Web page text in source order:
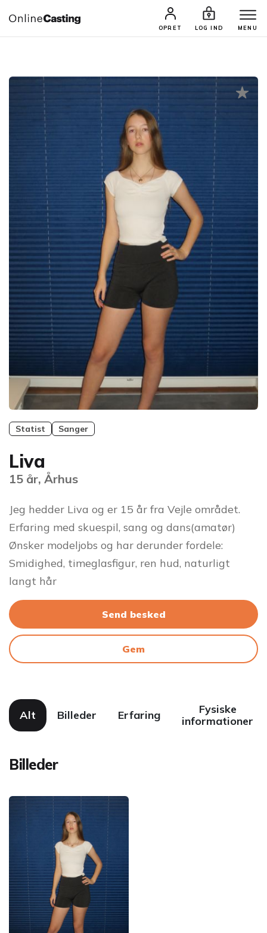
OPRET LOG IND MENU
CASTINGS & JOBS SØG PROFIL
Statist Sanger
Liva
15 år, Århus
Jeg hedder Liva og er 15 år fra Vejle området.
Erfaring med skuespil, sang og dans(amatør)
Ønsker modeljobs og har derunder fordele:
Smidighed, timeglasfigur, ren hud, naturligt
langt hår
Send besked
Gem
Alt Billeder Erfaring
Fysiske
informationer
Billeder